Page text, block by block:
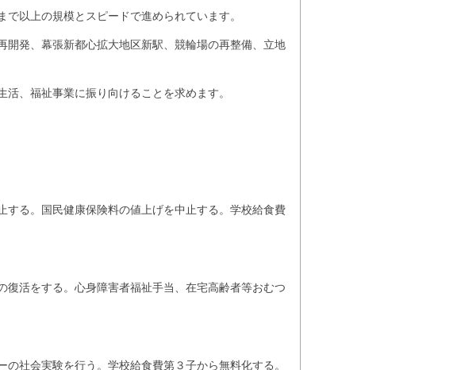
以上の規模とスピードで進められています。
発、幕張新都心拡大地区新駅、競輪場の再整備、立地
、福祉事業に振り向けることを求めます。
る。国民健康保険料の値上げを中止する。学校給食費
活をする。心身障害者福祉手当、在宅高齢者等おむつ
社会実験を行う。学校給食費第３子から無料化する。